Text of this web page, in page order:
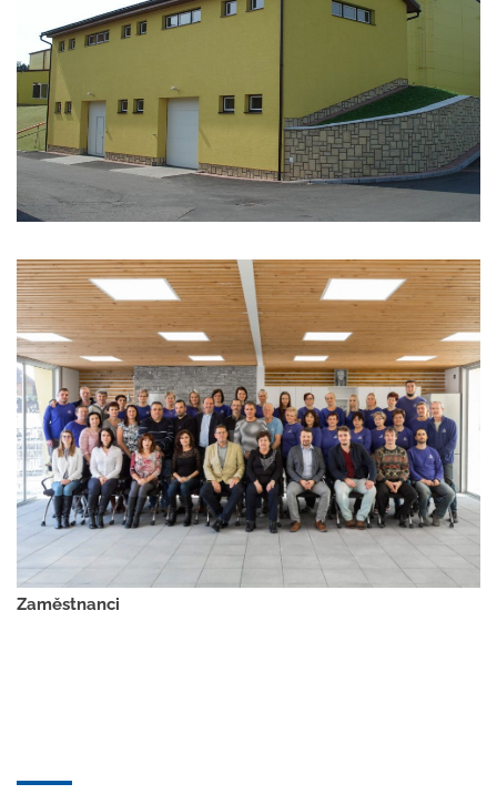
Zaměstnanci